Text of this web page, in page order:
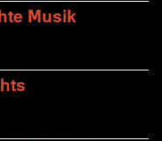
Musik